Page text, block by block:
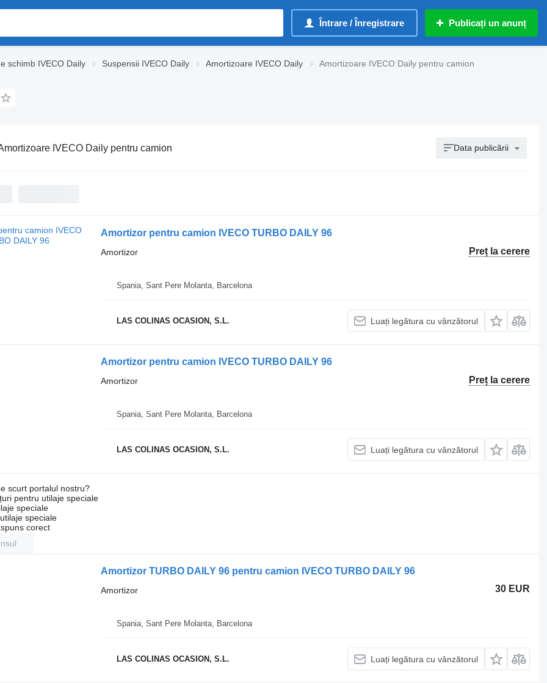
Întrare / Înregistrare Publicați un anunț
schimb IVECO Daily Suspensii IVECO Daily Amortizoare IVECO Daily Amortizoare IVECO Daily pentru camion
IVECO Daily pentru camion Data publicării
Amortizor pentru camion IVECO TURBO DAILY 96
Preț la cerere
Amortizor
Spania, Sant Pere Molanta, Barcelona
LAS COLINAS OCASION, S.L. Luați legătura cu vânzătorul
Amortizor pentru camion IVECO TURBO DAILY 96
Preț la cerere
Amortizor
Spania, Sant Pere Molanta, Barcelona
LAS COLINAS OCASION, S.L. Luați legătura cu vânzătorul
scurt portalul nostru?
pentru utilaje speciale
speciale
speciale
corect
Amortizor TURBO DAILY 96 pentru camion IVECO TURBO DAILY 96
30 EUR
Amortizor
Spania, Sant Pere Molanta, Barcelona
LAS COLINAS OCASION, S.L. Luați legătura cu vânzătorul